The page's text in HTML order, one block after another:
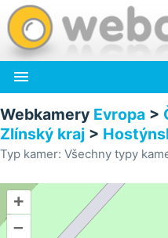

Webkamery Evropa >
Zlínský kraj >
Typ kamer: Všechny typy
+
–